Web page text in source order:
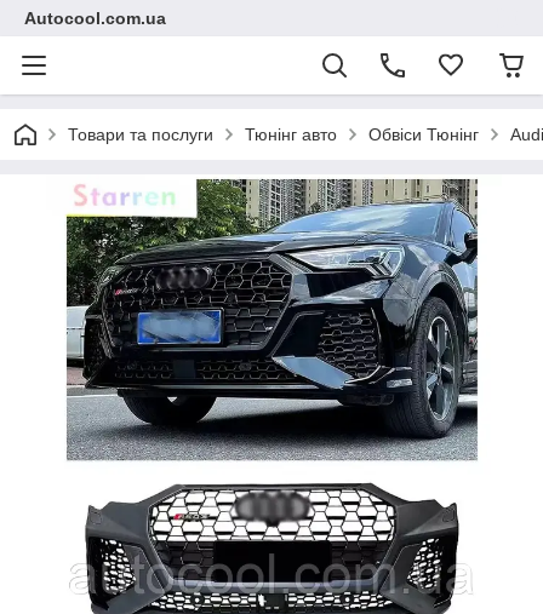
Autocool.com.ua
Товари та послуги Тюнінг авто Обвіси Тюнінг Audi